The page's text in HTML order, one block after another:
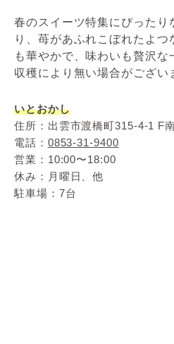
春のスイーツ特集にぴったり
り、苺があふれこぼれたよつ
も華やかで、味わいも贅沢
収穫により無い場合がござい
いとおかし
住所：出雲市渡橋町315-4-1 F
電話： 0853-31-9400
営業：10:00〜18:00
休み：月曜日、他
駐車場：7台